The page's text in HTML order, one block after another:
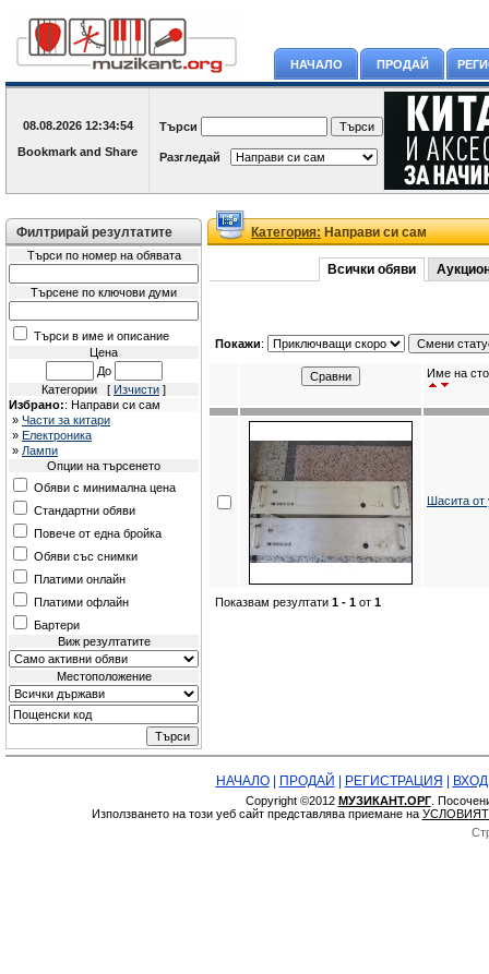
НАЧАЛО ПРОДАЙ
08.08.2026 12:34:54 Търси
Разгледай
Филтрирай резултатите
Търси по номер на обявата
Търсене по ключови думи
Търси в име и описание
Цена
До
Категории [ Изчисти ]
Избрано:: Направи си сам
» Части за китари
» Електроника
» Лампи
Опции на търсенето
Обяви с минимална цена
Стандартни обяви
Повече от една бройка
Обяви със снимки
Платими онлайн
Платими офлайн
Бартери
Виж резултатите
Местоположение
Категория:Направи си сам
Всички обяви
Покажи:
Име на
Шасита от
Показвам резултати 1 - 1 от 1
НАЧАЛО| ПРОДАЙ РЕГИСТРАЦИЯ ВХОД
Copyright ©2012 МУЗИКАНТ.ОРГ.
Използването на този уеб сайт представлява приемане на